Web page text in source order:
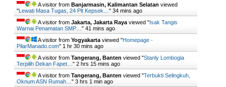
A visitor from Banjarmasin, Kalimantan Selatan viewed
"Lewati Masa Tugas, 24 Plt Kepsek… " 34 mins ago
A visitor from Jakarta, Jakarta Raya viewed "Isak Tangis
Warnai Penamatan SMP… " 41 mins ago
A visitor from Yogyakarta viewed "Homepage -
PilarManado.com" 1 hr 30 mins ago
A visitor from Tangerang, Banten viewed "Stanly Lombogia
Terpilih Dekan Fapet… " 2 hrs 15 mins ago
A visitor from Tangerang, Banten viewed "Terbukti Selingkuh,
Oknum ASN Rumah… " 3 hrs 1 min ago